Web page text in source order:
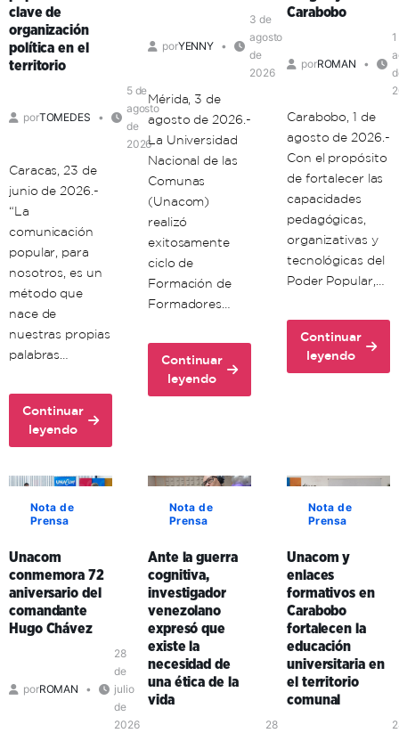
clave de
organización
política en el
territorio
porTOMEDES
5 de
agosto
de
2026
Caracas, 23 de
junio de 2026.-
“La
comunicación
popular, para
nosotros, es un
método que
nace de
nuestras propias
palabras…
Continuar
leyendo
about
Comuna
Simón
Bolívar
adopta
comunicación
popular
como
clave
de
en
porYENNY
3 de
agosto
de
2026
Mérida, 3 de
agosto de 2026.-
La Universidad
Nacional de las
Comunas
(Unacom)
realizó
exitosamente
ciclo de
Formación de
Formadores…
Continuar
leyendo
about
Unacon
de
Formación
de
en
Mérida
Carabobo
porROMAN
Carabobo, 1 de
agosto de 2026.-
Con el propósito
de fortalecer las
capacidades
pedagógicas,
organizativas y
tecnológicas del
Poder Popular,…
Continuar
leyendo
about
Unacom
de
sus
formadores
Aragua
y
Carabobo
Nota de
Prensa
Unacom
conmemora 72
aniversario del
comandante
Hugo Chávez
porROMAN
28
de
julio
de
2026
Nota de
Prensa
Ante la guerra
cognitiva,
investigador
venezolano
expresó que
existe la
necesidad de
una ética de la
vida
28
Nota de
Prensa
Unacom y
enlaces
formativos en
Carabobo
fortalecen la
educación
universitaria en
el territorio
comunal